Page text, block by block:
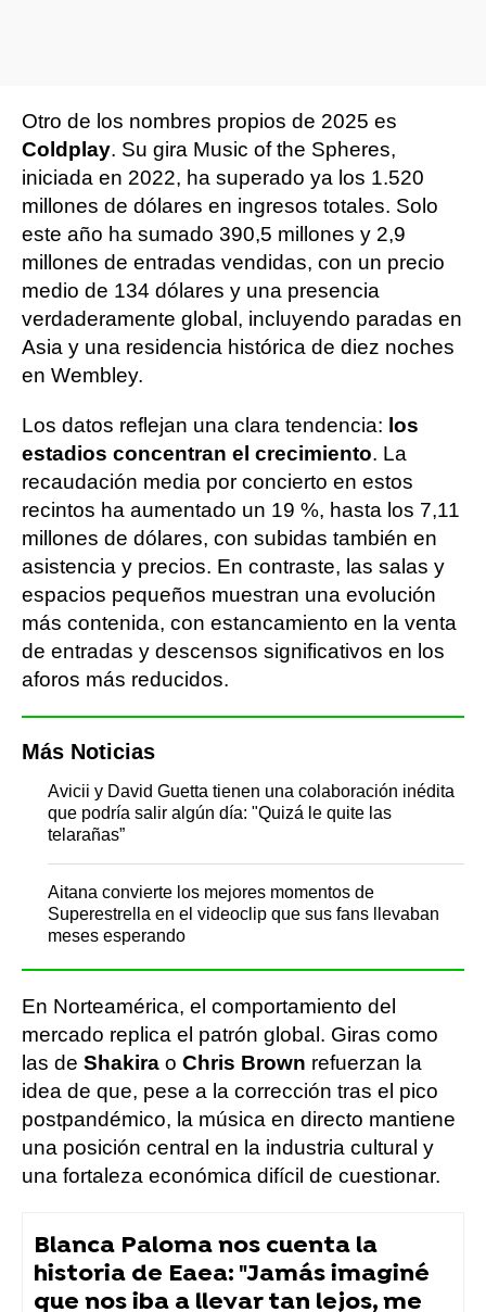
Otro de los nombres propios de 2025 es
Coldplay. Su gira Music of the Spheres,
iniciada en 2022, ha superado ya los 1.520
millones de dólares en ingresos totales. Solo
este año ha sumado 390,5 millones y 2,9
millones de entradas vendidas, con un precio
medio de 134 dólares y una presencia
verdaderamente global, incluyendo paradas en
Asia y una residencia histórica de diez noches
en Wembley.
Los datos reflejan una clara tendencia: los
estadios concentran el crecimiento. La
recaudación media por concierto en estos
recintos ha aumentado un 19 %, hasta los 7,11
millones de dólares, con subidas también en
asistencia y precios. En contraste, las salas y
espacios pequeños muestran una evolución
más contenida, con estancamiento en la venta
de entradas y descensos significativos en los
aforos más reducidos.
Más Noticias
Avicii y David Guetta tienen una colaboración inédita
que podría salir algún día: "Quizá le quite las
telarañas”
Aitana convierte los mejores momentos de
Superestrella en el videoclip que sus fans llevaban
meses esperando
En Norteamérica, el comportamiento del
mercado replica el patrón global. Giras como
las de Shakira o Chris Brown refuerzan la
idea de que, pese a la corrección tras el pico
postpandémico, la música en directo mantiene
una posición central en la industria cultural y
una fortaleza económica difícil de cuestionar.
Blanca Paloma nos cuenta la
historia de Eaea: "Jamás imaginé
que nos iba a llevar tan lejos, me